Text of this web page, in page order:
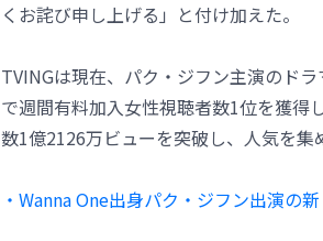
くお詫び申し上げる」と付け加えた。
TVINGは現在、パク・ジフン主演のド
で週間有料加入女性視聴者数1位を獲得
数1億2126万ビューを突破し、人気を集
・Wanna One出身パク・ジフン出演の